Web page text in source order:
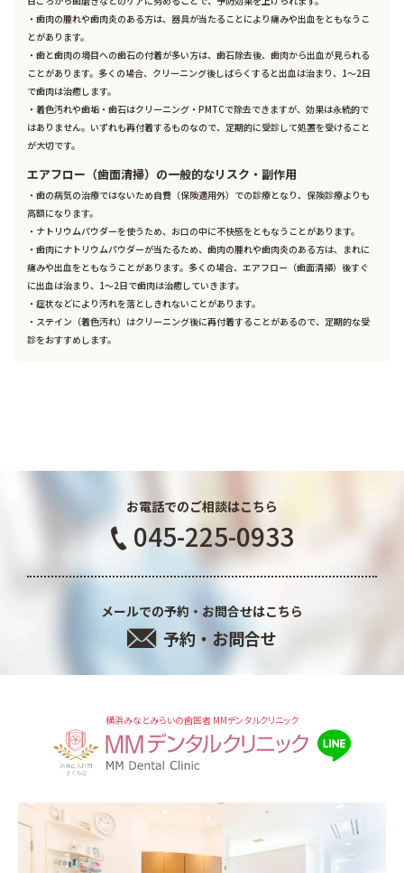
・歯肉の腫れや歯肉炎のある方は、器具が当たることにより痛みや出血をともなうこ
とがあります。
・歯と歯肉の境目への歯石の付着が多い方は、歯石除去後、歯肉から出血が見られる
ことがあります。多くの場合、クリーニング後しばらくすると出血は治まり、1～2日
で歯肉は治癒します。
・着色汚れや歯垢・歯石はクリーニング・PMTCで除去できますが、効果は永続的で
はありません。いずれも再付着するものなので、定期的に受診して処置を受けること
が大切です。
エアフロー（歯面清掃）の一般的なリスク・副作用
・歯の病気の治療ではないため自費（保険適用外）での診療となり、保険診療よりも
高額になります。
・ナトリウムパウダーを使うため、お口の中に不快感をともなうことがあります。
・歯肉にナトリウムパウダーが当たるため、歯肉の腫れや歯肉炎のある方は、まれに
痛みや出血をともなうことがあります。多くの場合、エアフロー（歯面清掃）後すぐ
に出血は治まり、1～2日で歯肉は治癒していきます。
・症状などにより汚れを落としきれないことがあります。
・ステイン（着色汚れ）はクリーニング後に再付着することがあるので、定期的な受
診をおすすめします。
お電話でのご相談はこちら
045-225-0933
メールでの予約・お問合せはこちら
予約・お問合せ
横浜みなとみらいの歯医者 MMデンタルクリニック